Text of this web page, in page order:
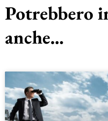
Potrebbero
anche...